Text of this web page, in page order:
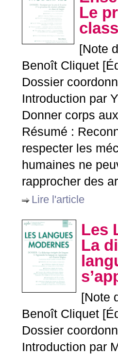
Le
[Note
Benoît Cliquet
Dossier
Introduction par
Donner corps
Résumé :
respecter les
humaines ne
rapprocher des
Lire l'article
Les
La
[Note
Benoît Cliquet
Dossier
Introduction par